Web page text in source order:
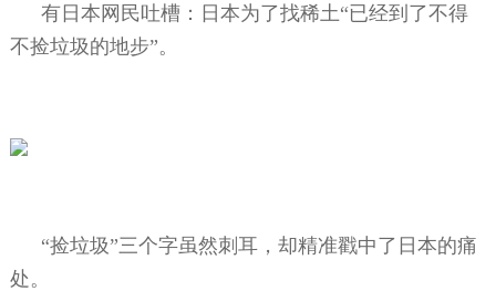
有日本网民吐槽：日本为了找稀土“已经到了不得
不捡垃圾的地步”。
“捡垃圾”三个字虽然刺耳，却精准戳中了日本的痛
处。